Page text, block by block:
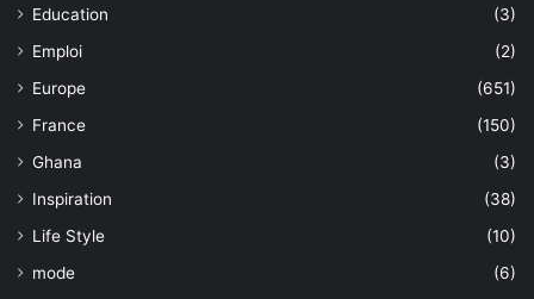
Education
(3)
Emploi
(2)
Europe
(651)
France
(150)
Ghana
(3)
Inspiration
(38)
Life Style
(10)
mode
(6)